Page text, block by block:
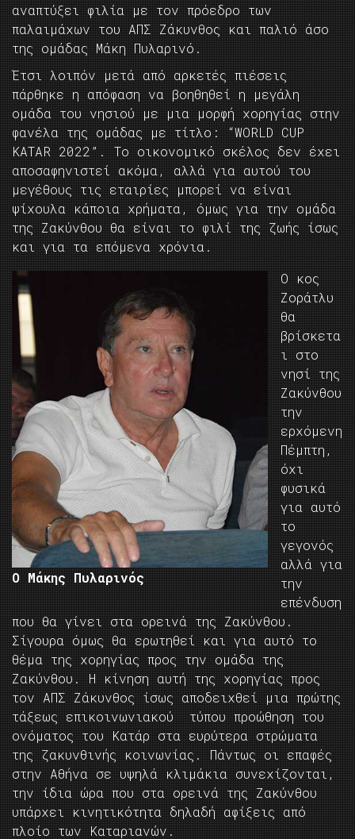
αναπτύξει φιλία με τον πρόεδρο των
παλαιμάχων του ΑΠΣ Ζάκυνθος και παλιό άσο
της ομάδας Μάκη Πυλαρινό.
Έτσι λοιπόν μετά από αρκετές πιέσεις
πάρθηκε η απόφαση να βοηθηθεί η μεγάλη
ομάδα του νησιού με μια μορφή χορηγίας στην
φανέλα της ομάδας με τίτλο: “WORLD CUP
KATAR 2022”. Το οικονομικό σκέλος δεν έχει
αποσαφηνιστεί ακόμα, αλλά για αυτού του
μεγέθους τις εταιρίες μπορεί να είναι
ψίχουλα κάποια χρήματα, όμως για την ομάδα
της Ζακύνθου θα είναι το φιλί της ζωής ίσως
και για τα επόμενα χρόνια.
Ο Μάκης Πυλαρινός
Ο κος
Ζοράτλυ
θα
βρίσκετα
ι στο
νησί της
Ζακύνθου
την
ερχόμενη
Πέμπτη,
όχι
φυσικά
για αυτό
το
γεγονός
αλλά για
την
επένδυση
που θα γίνει στα ορεινά της Ζακύνθου.
Σίγουρα όμως θα ερωτηθεί και για αυτό το
θέμα της χορηγίας προς την ομάδα της
Ζακύνθου. Η κίνηση αυτή της χορηγίας προς
τον ΑΠΣ Ζάκυνθος ίσως αποδειχθεί μια πρώτης
τάξεως επικοινωνιακού τύπου προώθηση του
ονόματος του Κατάρ στα ευρύτερα στρώματα
της ζακυνθινής κοινωνίας. Πάντως οι επαφές
στην Αθήνα σε υψηλά κλιμάκια συνεχίζονται,
την ίδια ώρα που στα ορεινά της Ζακύνθου
υπάρχει κινητικότητα δηλαδή αφίξεις από
πλοίο των Καταριανών.